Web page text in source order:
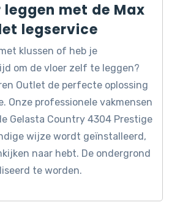
met de Max
legservice
klussen of heb je
om de vloer zelf te leggen?
Outlet de perfecte oplossing
Onze professionele vakmensen
Gelasta Country 4304 Prestige
wijze wordt geïnstalleerd,
naar hebt. De ondergrond
te worden.